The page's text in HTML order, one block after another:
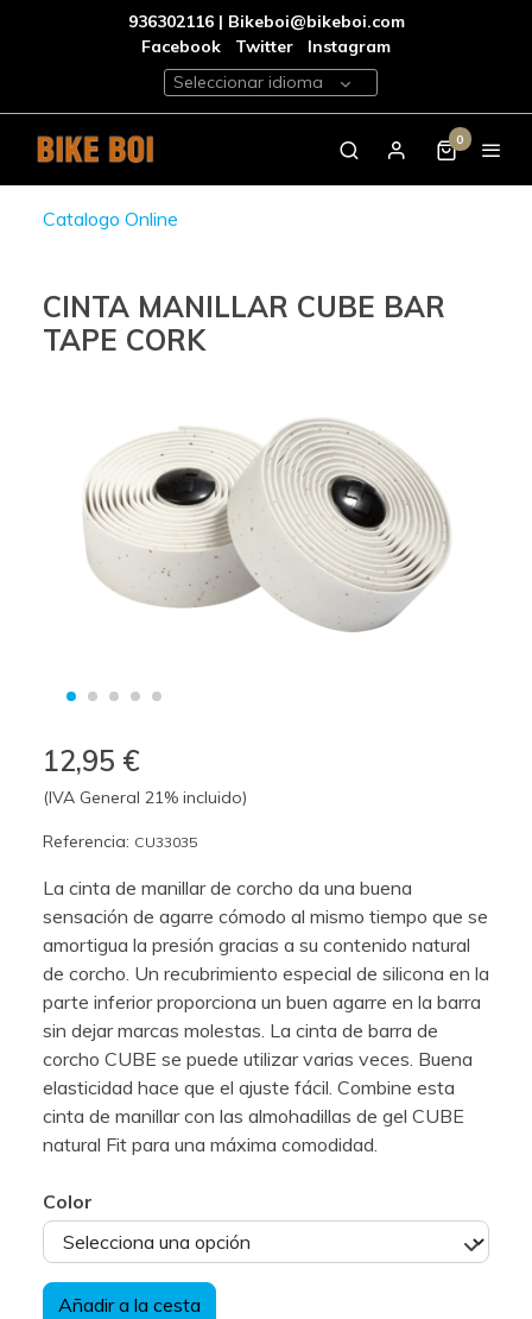
936302116 | Bikeboi@bikeboi.com
Facebook
Twitter
Instagram
Seleccionar idioma
0
Catalogo Online
CINTA MANILLAR CUBE BAR
TAPE CORK
12,95 €
(IVA General 21% incluido)
Referencia: CU33035
La cinta de manillar de corcho da una buena
sensación de agarre cómodo al mismo tiempo que se
amortigua la presión gracias a su contenido natural
de corcho. Un recubrimiento especial de silicona en la
parte inferior proporciona un buen agarre en la barra
sin dejar marcas molestas. La cinta de barra de
corcho CUBE se puede utilizar varias veces. Buena
elasticidad hace que el ajuste fácil. Combine esta
cinta de manillar con las almohadillas de gel CUBE
natural Fit para una máxima comodidad.
Color
Añadir a la cesta